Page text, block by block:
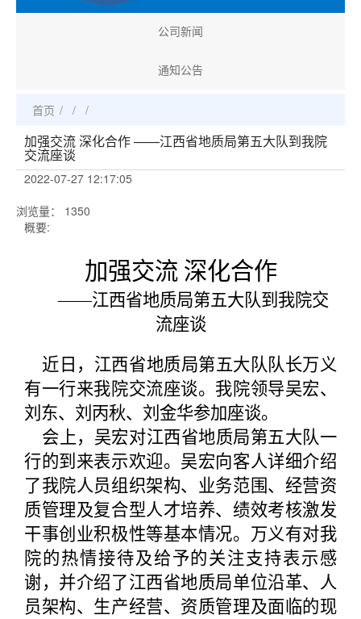
公司新闻
通知公告
首页 / / /
加强交流 深化合作 ——江西省地质局第五大队到我院
交流座谈
2022-07-27 12:17:05
浏览量：
1350
概要:
加强交流 深化合作
——江西省地质局第五大队到我院交
流座谈
近日，江西省地质局第五大队队长万义
有一行来我院交流座谈。我院领导吴宏、
刘东、刘丙秋、刘金华参加座谈。
会上，吴宏对江西省地质局第五大队一
行的到来表示欢迎。吴宏向客人详细介绍
了我院人员组织架构、业务范围、经营资
质管理及复合型人才培养、绩效考核激发
干事创业积极性等基本情况。万义有对我
院的热情接待及给予的关注支持表示感
谢，并介绍了江西省地质局单位沿革、人
员架构、生产经营、资质管理及面临的现